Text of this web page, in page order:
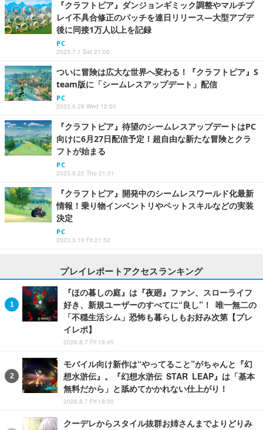
『クラフトピア』ダンジョンギミック調整やマルチプ
レイ不具合修正のパッチを連日リリース―大型アプデ
後に同接1万人以上を記録
PC
2023.7.1 Sat 21:00
ついに冒険は広大な世界へ変わる！『クラフトピア』S
team版に「シームレスアップデート」配信
PC
2023.6.28 Wed 12:00
『クラフトピア』待望のシームレスアップデートはPC
向けに6月27日配信予定！超自由な新たな冒険とクラ
フトが始まる
PC
2023.6.22 Thu 21:31
『クラフトピア』開発中のシームレスワールド化最新
情報！乗り物インベントリやペットスキルなどの実装
決定
PC
2023.3.10 Fri 21:52
プレイレポートアクセスランキング
『ほの暮しの庭』は『夜廻』ファン、スローライフ
好き、新規ユーザーのすべてに“良し”！ 唯一無二の
「不穏生活シム」恐怖も暮らしもお好み次第【プレ
イレポ】
2026.8.7 Fri 19:45
モバイル向け新作は“やってること”がちゃんと『幻
想水滸伝』。『幻想水滸伝 STAR LEAP』は「基本
無料だから」と舐めてかかれない仕上がり！
2026.8.7 Fri 18:00
クーデレからスタイル抜群お姉さんまでよりどりみ